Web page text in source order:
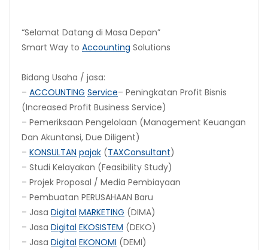
“Selamat Datang di Masa Depan”
Smart Way to Accounting Solutions
Bidang Usaha / jasa:
– ACCOUNTING Service– Peningkatan Profit Bisnis
(Increased Profit Business Service)
– Pemeriksaan Pengelolaan (Management Keuangan
Dan Akuntansi, Due Diligent)
– KONSULTAN pajak (TAXConsultant)
– Studi Kelayakan (Feasibility Study)
– Projek Proposal / Media Pembiayaan
– Pembuatan PERUSAHAAN Baru
– Jasa Digital MARKETING (DIMA)
– Jasa Digital EKOSISTEM (DEKO)
– Jasa Digital EKONOMI (DEMI)